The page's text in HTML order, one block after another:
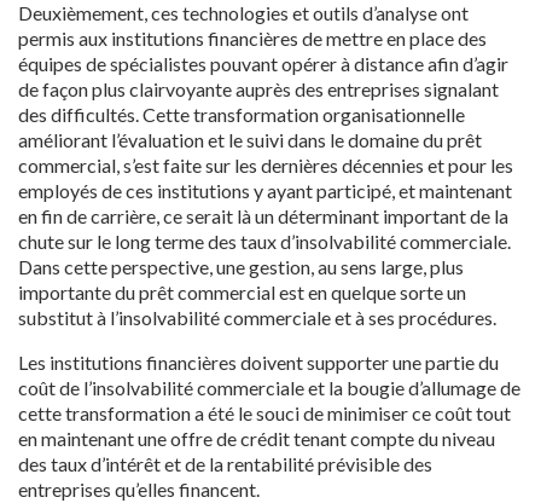
Deuxièmement, ces technologies et outils d’analyse ont
permis aux institutions financières de mettre en place des
équipes de spécialistes pouvant opérer à distance afin d’agir
de façon plus clairvoyante auprès des entreprises signalant
des difficultés. Cette transformation organisationnelle
améliorant l’évaluation et le suivi dans le domaine du prêt
commercial, s’est faite sur les dernières décennies et pour les
employés de ces institutions y ayant participé, et maintenant
en fin de carrière, ce serait là un déterminant important de la
chute sur le long terme des taux d’insolvabilité commerciale.
Dans cette perspective, une gestion, au sens large, plus
importante du prêt commercial est en quelque sorte un
substitut à l’insolvabilité commerciale et à ses procédures.
Les institutions financières doivent supporter une partie du
coût de l’insolvabilité commerciale et la bougie d’allumage de
cette transformation a été le souci de minimiser ce coût tout
en maintenant une offre de crédit tenant compte du niveau
des taux d’intérêt et de la rentabilité prévisible des
entreprises qu’elles financent.